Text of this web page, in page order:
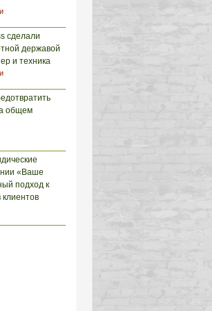
сделали
державой
и техника
общем
«Ваше
подход к